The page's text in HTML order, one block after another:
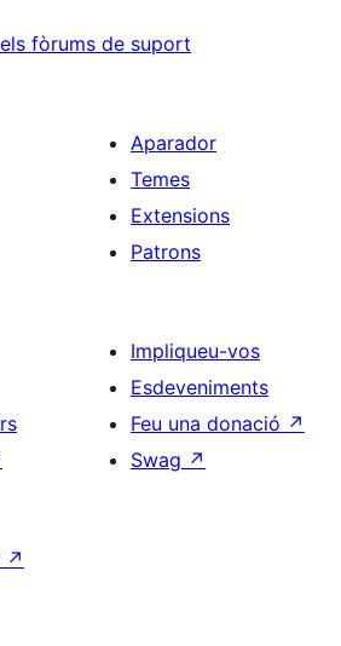
fòrums de suport
Aparador
Temes
Extensions
Patrons
Impliqueu-vos
Esdeveniments
Feu una donació ↗
Swag ↗
↗